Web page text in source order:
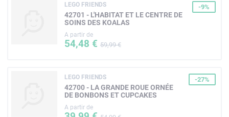
LEGO FRIENDS
42701 - L'HABITAT ET LE CENTRE DE
SOINS DES KOALAS
A partir de
54,48 € 59,99 €
-9%
LEGO FRIENDS
42700 - LA GRANDE ROUE ORNÉE
DE BONBONS ET CUPCAKES
A partir de
-27%